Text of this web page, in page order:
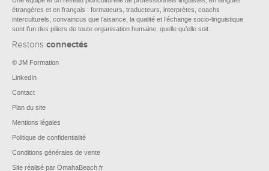
étrangères et en français : formateurs, traducteurs, interprètes, coachs
interculturels, convaincus que l’aisance, la qualité et l’échange socio-linguistique
sont l’un des piliers de toute organisation humaine, quelle qu’elle soit.
Restons connectés
© JM Formation
LinkedIn
Contact
Plan du site
Mentions légales
Politique de confidentialité
Conditions générales de vente
Site réalisé par OmahaBeach.fr